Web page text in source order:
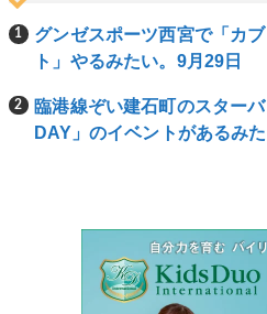
グンゼスポーツ西宮で「カ
ト」やるみたい。9月29日
臨港線ぞい建石町のスター
DAY」のイベントがあるみ